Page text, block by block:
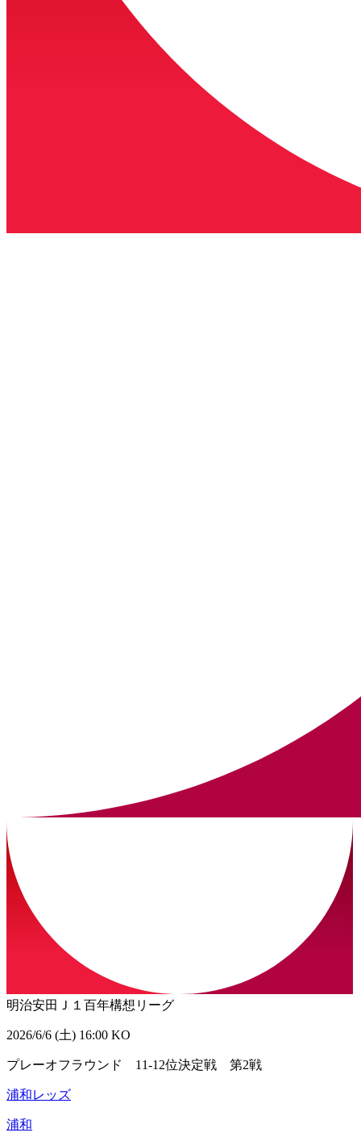
明治安田Ｊ１百年構想リーグ
2026/6/6 (土) 16:00 KO
プレーオフラウンド 11-12位決定戦 第2戦
浦和レッズ
浦和